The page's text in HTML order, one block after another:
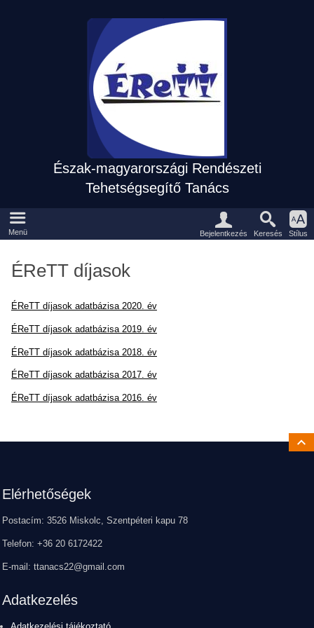
Észak-magyarországi Rendészeti
Tehetségsegítő Tanács
Fõmenü
Menü
Eszközpanel
Bejelentkezés Keresés Stílus
ÉReTT díjasok
ÉReTT díjasok adatbázisa 2020. év
ÉReTT díjasok adatbázisa 2019. év
ÉReTT díjasok adatbázisa 2018. év
ÉReTT díjasok adatbázisa 2017. év
ÉReTT díjasok adatbázisa 2016. év
Elérhetőségek
Postacím: 3526 Miskolc, Szentpéteri kapu 78
Telefon: +36 20 6172422
E-mail: ttanacs22@gmail.com
Adatkezelés